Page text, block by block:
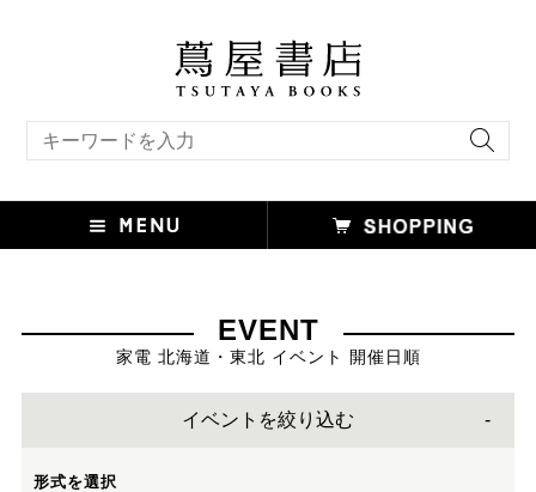
EVENT
家電 北海道・東北 イベント 開催日順
イベントを絞り込む
形式を選択